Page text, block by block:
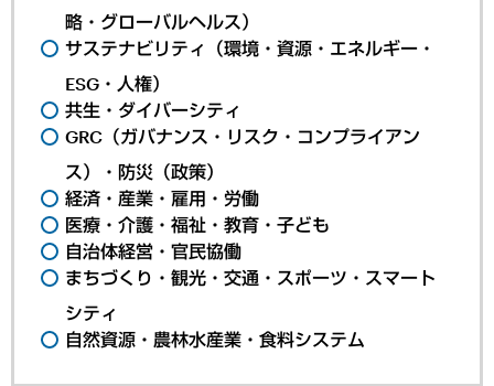
略・グローバルヘルス）
サステナビリティ（環境・資源・エネルギー・
ESG・人権）
共生・ダイバーシティ
GRC（ガバナンス・リスク・コンプライアン
ス）・防災（政策）
経済・産業・雇用・労働
医療・介護・福祉・教育・子ども
自治体経営・官民協働
まちづくり・観光・交通・スポーツ・スマート
シティ
自然資源・農林水産業・食料システム